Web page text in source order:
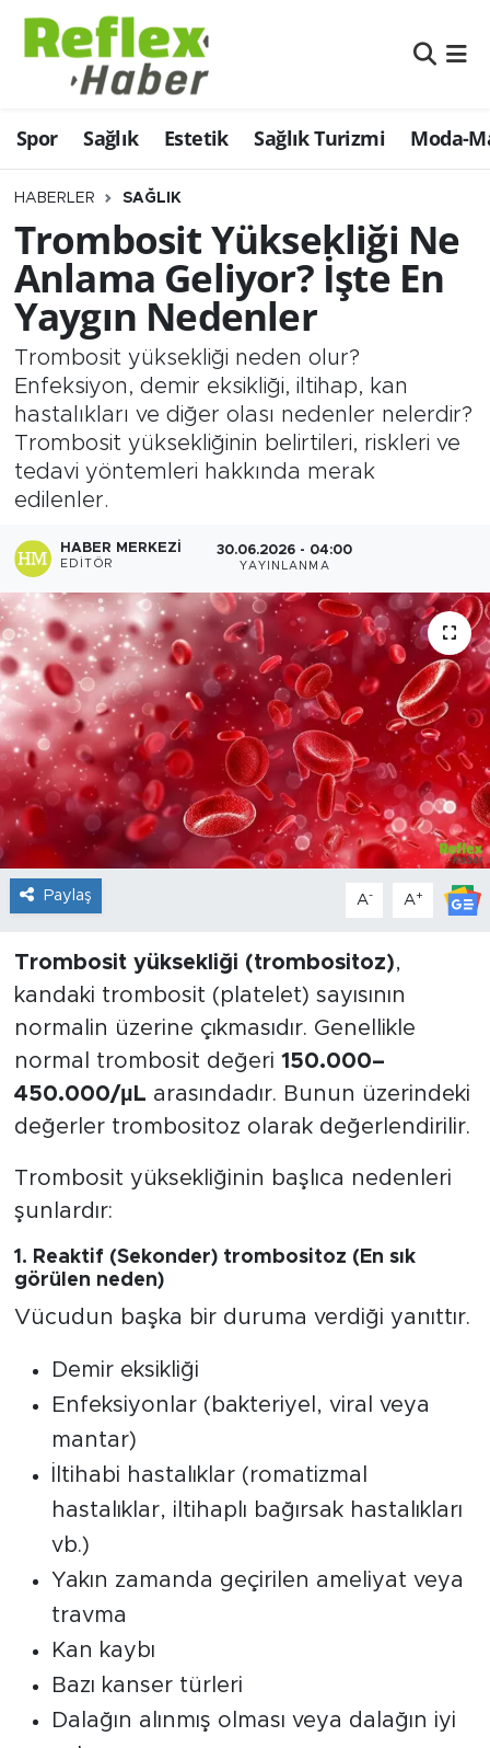
Spor Sağlık Estetik Sağlık Turizmi Moda-
HABERLER SAĞLIK
Trombosit Yüksekliği Ne
Anlama Geliyor? İşte En
Yaygın Nedenler
Trombosit yüksekliği neden olur?
Enfeksiyon, demir eksikliği, iltihap, kan
hastalıkları ve diğer olası nedenler nelerdir?
Trombosit yüksekliğinin belirtileri, riskleri ve
tedavi yöntemleri hakkında merak
edilenler.
HABER MERKEZI
EDITÖR
30.06.2026 - 04:00
YAYINLANMA
Paylaş A- A+
Trombosit yüksekliği (trombositoz),
kandaki trombosit (platelet) sayısının
normalin üzerine çıkmasıdır. Genellikle
normal trombosit değeri 150.000–
450.000/µL arasındadır. Bunun üzerindeki
değerler trombositoz olarak değerlendirilir.
Trombosit yüksekliğinin başlıca nedenleri
şunlardır:
1. Reaktif (Sekonder) trombositoz (En sık
görülen neden)
Vücudun başka bir duruma verdiği yanıttır.
Demir eksikliği
Enfeksiyonlar (bakteriyel, viral veya
mantar)
İltihabi hastalıklar (romatizmal
hastalıklar, iltihaplı bağırsak hastalıkları
vb.)
Yakın zamanda geçirilen ameliyat veya
travma
Kan kaybı
Bazı kanser türleri
Dalağın alınmış olması veya dalağın iyi
Eğitim
Estetik
Firmalardan
Güncel
İş ve Ekonomi
Moda-Magazin-Eğlence
Sağlık
Sağlık Turizmi
Teknoloji
Nöbetçi Eczaneler
Hava Durumu
Namaz Vakitleri
Trafik Durumu
Şampiyonlar Ligi Puan Durumu ve Fikstür
Tüm Manşetler
Son Dakika Haberleri
Haber Arşivi